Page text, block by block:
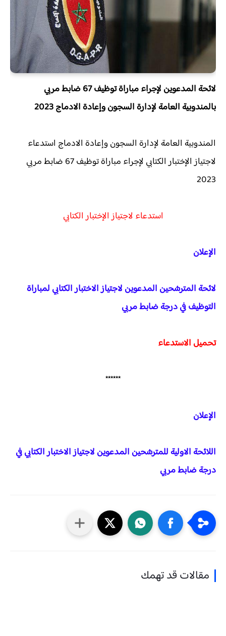
لائحة المدعوين لإجراء مباراة توظيف 67 ضابط مربي
بالمندوبية العامة لإدارة السجون وإعادة الادماج 2023
المندوبية العامة لإدارة السجون وإعادة الادماج استدعاء
لاجتياز الإختبار الكتابي لإجراء مباراة توظيف 67 ضابط مربي
2023
استدعاء لاجتياز الإختبار الكتابي
الإعلان
لائحة المترشحين المدعوين لاجتياز الاختبار الكتابي لمباراة
التوظيف في درجة ضابط مربي
تحميل الاستدعاء
******
الإعلان
اللائحة الاولية للمترشحين المدعوين لاجتياز الاختبار الكتابي في
درجة ضابط مربي
مقالات قد تهمك